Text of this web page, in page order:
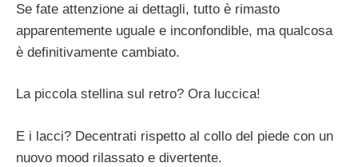
Se fate attenzione ai dettagli, tutto è rimasto
apparentemente uguale e inconfondible, ma qualcosa
è definitivamente cambiato.
La piccola stellina sul retro? Ora luccica!
E i lacci? Decentrati rispetto al collo del piede con un
nuovo mood rilassato e divertente.